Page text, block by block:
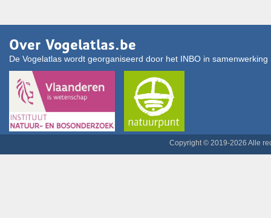
Over Vogelatlas.be
De Vogelatlas wordt georganiseerd door het INBO in
Copyright © 2019-2026 Alle